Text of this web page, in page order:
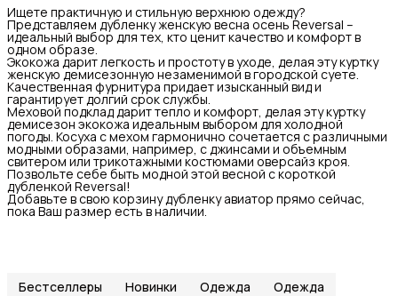
Ищете практичную и стильную верхнюю одежду?
Представляем дубленку женскую весна осень Reversal –
идеальный выбор для тех, кто ценит качество и комфорт в
одном образе.
Экокожа дарит легкость и простоту в уходе, делая эту куртку
женскую демисезонную незаменимой в городской суете.
Качественная фурнитура придает изысканный вид и
гарантирует долгий срок службы.
Меховой подклад дарит тепло и комфорт, делая эту куртку
демисезон экокожа идеальным выбором для холодной
погоды. Косуха с мехом гармонично сочетается с различными
модными образами, например, с джинсами и объемным
свитером или трикотажными костюмами оверсайз кроя.
Позвольте себе быть модной этой весной с короткой
дубленкой Reversal!
Добавьте в свою корзину дубленку авиатор прямо сейчас,
пока Ваш размер есть в наличии.
Бестселлеры Новинки Одежда Одежда